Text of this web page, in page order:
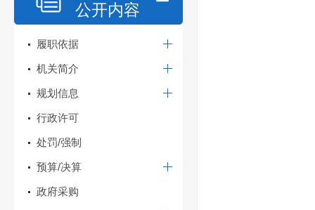
公开内容
履职依据
机关简介
规划信息
行政许可
处罚/强制
预算/决算
政府采购